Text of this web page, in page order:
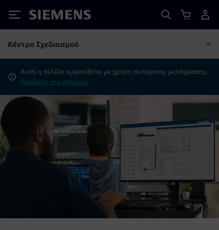
Siemens
Κέντρο Σχεδιασμού
Αυτή η σελίδα εμφανίζεται με χρήση αυτόματης μετάφρασης.
Προβολή στα Αγγλικά;